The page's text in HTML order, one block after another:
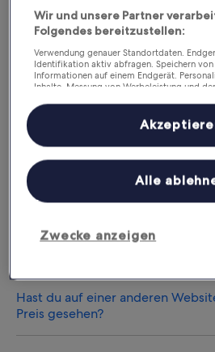
Und so funktioniert’s:
Hast du woanders
gefunden?
Überprüfe, ob es sich um die
selben Haus zum selben
Wissenswertes
Hast du den niedrigeren Preis bei
Hast du auf einer anderen
Preis gesehen?
Wir und unsere Partner
Folgendes bereitzustellen:
Verwendung genauer Standortdaten.
Identifikation aktiv abfragen. Speichern
Informationen auf einem Endgerät.
Inhalte, Messung von Werbeleistung und
Angeboten.
Liste der Partner (Lieferanten)
Zwecke anzeigen
Alle